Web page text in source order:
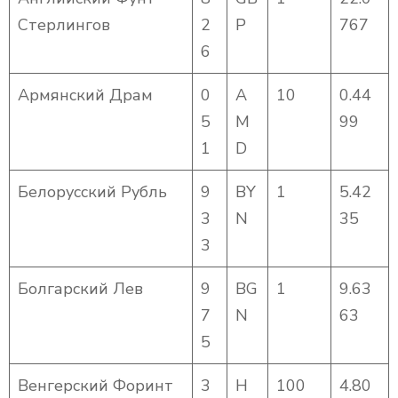
Стерлингов
2
6
P
767
Армянский Драм
0
5
1
A
M
D
10
0.44
99
Белорусский Рубль
9
3
3
BY
N
1
5.42
35
Болгарский Лев
9
7
5
BG
N
1
9.63
63
Венгерский Форинт 3 H 100 4.80